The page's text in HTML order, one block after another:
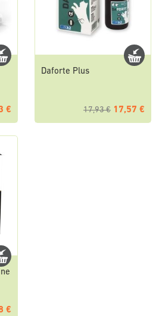
€
Daforte Plus
17,93 € 17,57 €
€